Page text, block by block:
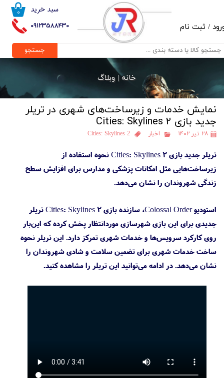
09123588430
۰ سبد خرید
/ ثبت نام
حساب کاربری من
تغییر گذر واژه
خروج از حساب کاربری
جستجو
خانه |وبلاگ
نمایش خدمات و زیرساخت‌های شهری در تریلر
جدید بازی Cities: Skylines 2
۲۸ تیر ۱۴۰۲ اخبار Cities: Skylines 2
تریلر جدید بازی Cities: Skylines 2 نحوه استفاده از
زیرساخت‌هایی مثل امکانات پزشکی و مدارس برای افزایش سطح
زندگی شهروندان را نشان می‌دهد.
استودیو Colossal Order، سازنده بازی Cities: Skylines 2 تریلر
جدیدی برای این بازی شهرسازی موردانتظار پخش کرده که این‌بار
روی کارکرد سرویس‌ها و خدمات شهری تمرکز دارد. این تریلر نحوه
ساخت خدمات شهری برای تضمین سلامت و شادی شهروندان را
نشان می‌دهد. در ادامه می‌توانید این تریلر را مشاهده کنید.